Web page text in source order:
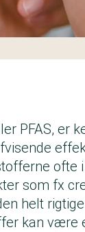
PFAS, er
ofte
som fx
helt
kan være